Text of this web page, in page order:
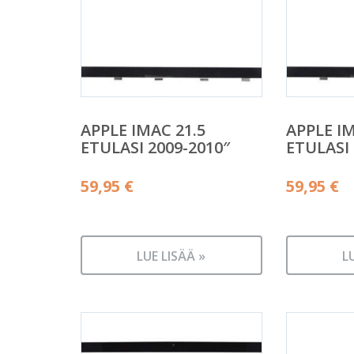
APPLE IMAC 21.5
ETULASI 2009-2010″
59,95 €
LUE LISÄÄ »
APPLE
59,95 €